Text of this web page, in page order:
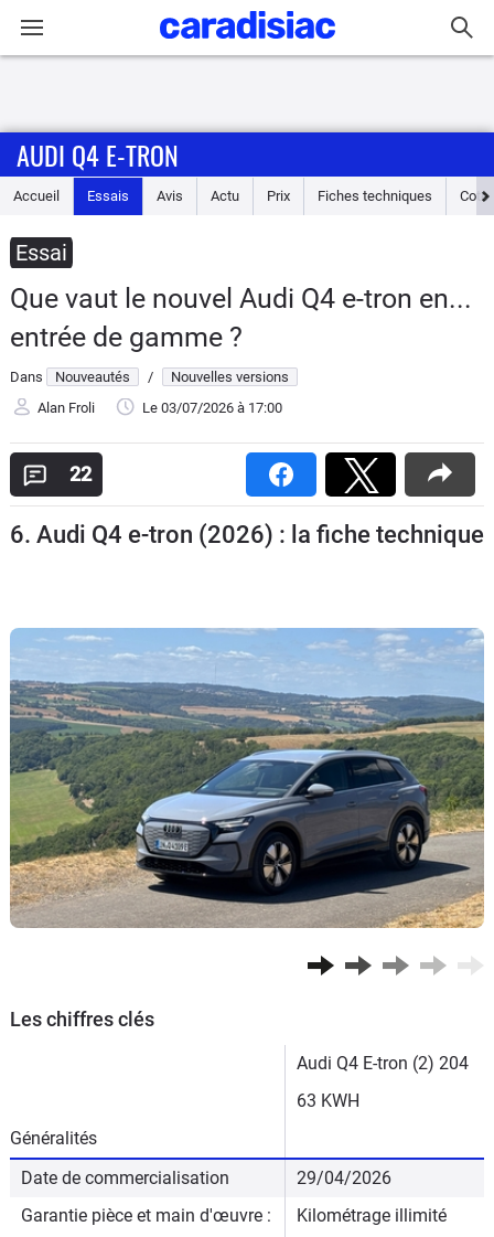
Accueil
Essais
Guide
d'achat
Electriques
Utilitaires
Flottes
Auto
Forum
Moto
Marques
AUDI Q4 E-TRON
Accueil Essais Avis Actu Prix Fiches techniques Cote
Essai
Que vaut le nouvel Audi Q4 e-tron en...
entrée de gamme ?
Dans Nouveautés /
Nouvelles versions
Alan Froli
Le 03/07/2026 à 17:00
22
6. Audi Q4 e-tron (2026) : la fiche technique
Les chiffres clés
Audi Q4 E-tron (2) 204
63 KWH
Généralités
Date de commercialisation
29/04/2026
Garantie pièce et main d'œuvre :
Kilométrage illimité